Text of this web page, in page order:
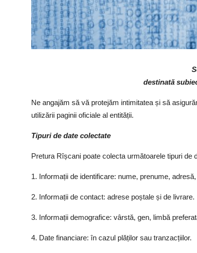
destinată
Ne angajăm să vă protejăm intimitatea și să
utilizării paginii oficiale al entității.
Tipuri de date colectate
Pretura Rîșcani poate colecta următoarele tipuri de
1. Informații de identificare: nume, prenume,
2. Informații de contact: adrese poștale și de livrare.
3. Informații demografice: vârstă, gen, limbă
4. Date financiare: în cazul plăților sau tranzacțiilor.